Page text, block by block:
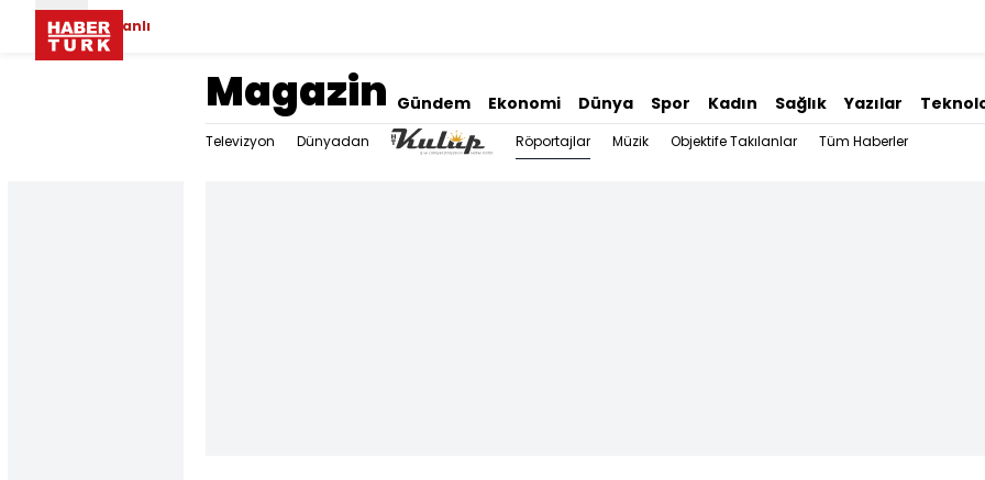
Canlı
Magazin Gündem Ekonomi Dünya Spor Kadın Sağlık Yazılar
Televizyon Dünyadan Röportajlar Müzik Objektife Takılanlar Tüm Haberler